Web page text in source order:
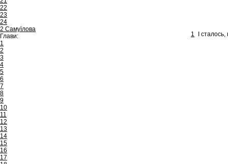
22
23
24
2 Самуїлова
Глави:
1
2
3
4
5
6
7
8
9
10
11
12
13
14
15
16
17
1 І